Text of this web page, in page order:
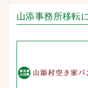
山添事務所移転